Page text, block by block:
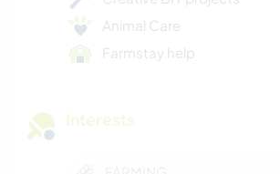
Animal Care
Farmstay help
Interests